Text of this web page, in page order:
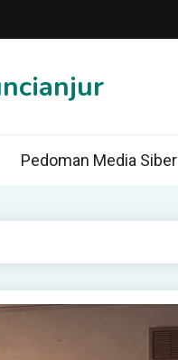
Pedoman Media Siber